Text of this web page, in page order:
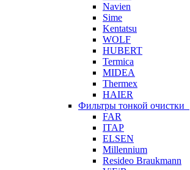
Navien
Sime
Kentatsu
WOLF
HUBERT
Termica
MIDEA
Thermex
HAIER
Фильтры тонкой очистки
FAR
ITAP
ELSEN
Millennium
Resideo Braukmann